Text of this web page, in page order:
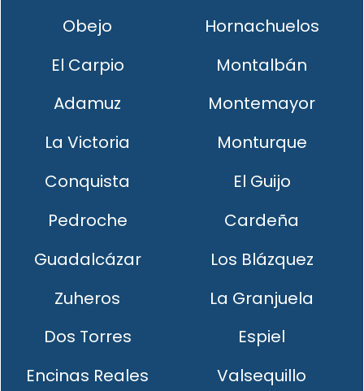
Obejo
Hornachuelos
El Carpio
Montalbán
Adamuz
Montemayor
La Victoria
Monturque
Conquista
El Guijo
Pedroche
Cardeña
Guadalcázar
Los Blázquez
Zuheros
La Granjuela
Dos Torres
Espiel
Encinas Reales
Valsequillo